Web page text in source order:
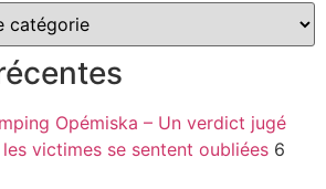
Opémiska – Un verdict jugé
victimes se sentent oubliées 6